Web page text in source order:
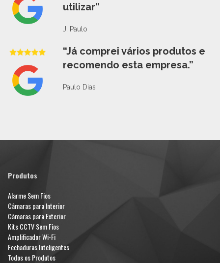
utilizar”
J. Paulo
“Já comprei vários produtos e
recomendo esta empresa.”
Paulo Dias
Produtos
Alarme Sem Fios
Câmaras para Interior
Câmaras para Exterior
Kits CCTV Sem Fios
Amplificador Wi-Fi
Fechaduras Inteligentes
Todos os Produtos